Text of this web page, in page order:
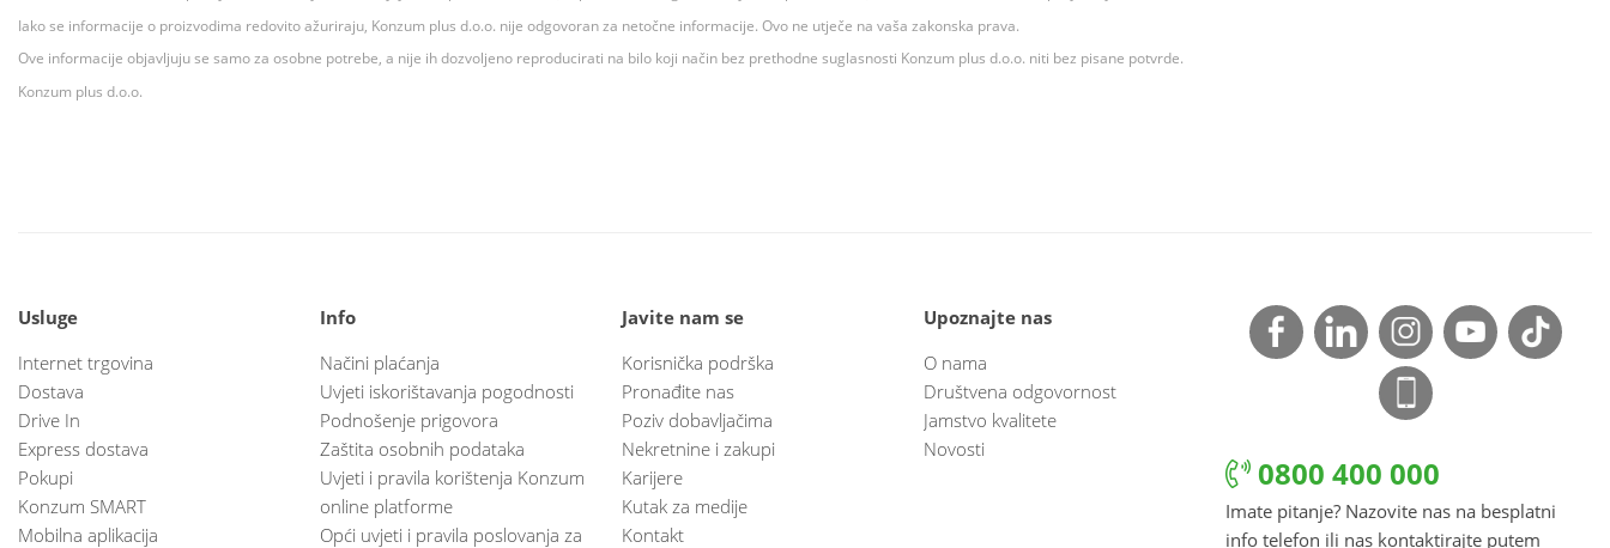
Iako se informacije o proizvodima redovito ažuriraju, Konzum plus d.o.o. nije odgovoran za netočne informacije. Ovo ne utječe na vaša zakonska prava.
Ove informacije objavljuju se samo za osobne potrebe, a nije ih dozvoljeno reproducirati na bilo koji način bez prethodne suglasnosti Konzum plus d.o.o. niti bez pisane potvrde.
Konzum plus d.o.o.
Usluge
Internet trgovina
Dostava
Drive In
Express dostava
Pokupi
Konzum SMART
Mobilna aplikacija
Info
Načini plaćanja
Uvjeti iskorištavanja pogodnosti
Podnošenje prigovora
Zaštita osobnih podataka
Uvjeti i pravila korištenja Konzum
online platforme
Opći uvjeti i pravila poslovanja za
Javite nam se
Korisnička podrška
Pronađite nas
Poziv dobavljačima
Nekretnine i zakupi
Karijere
Kutak za medije
Kontakt
Upoznajte nas
O nama
Društvena odgovornost
Jamstvo kvalitete
Novosti
0800 400 000
Imate pitanje? Nazovite nas na besplatni
info telefon ili nas kontaktirajte putem